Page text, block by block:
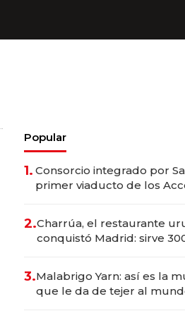
Popular
1. Consorcio integrado por
primer viaducto de los
2.Charrúa, el restaurante
conquistó Madrid: sirve
3.Malabrigo Yarn: así es la
que le da de tejer al